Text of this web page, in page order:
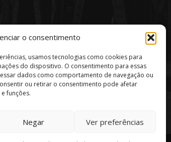
o consentimento
usamos tecnologias como cookies para
do dispositivo. O consentimento para essas
dados como comportamento de navegação ou
ou retirar o consentimento pode afetar
funções.
Negar Ver preferências